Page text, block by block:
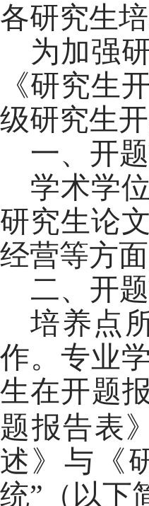
各研究生
为加强
《研究生
级研究生
一、开
学术学
研究生论
经营等方
二、开
培养点
作。专业
生在开题
题报告表
述》与《
统”（以下